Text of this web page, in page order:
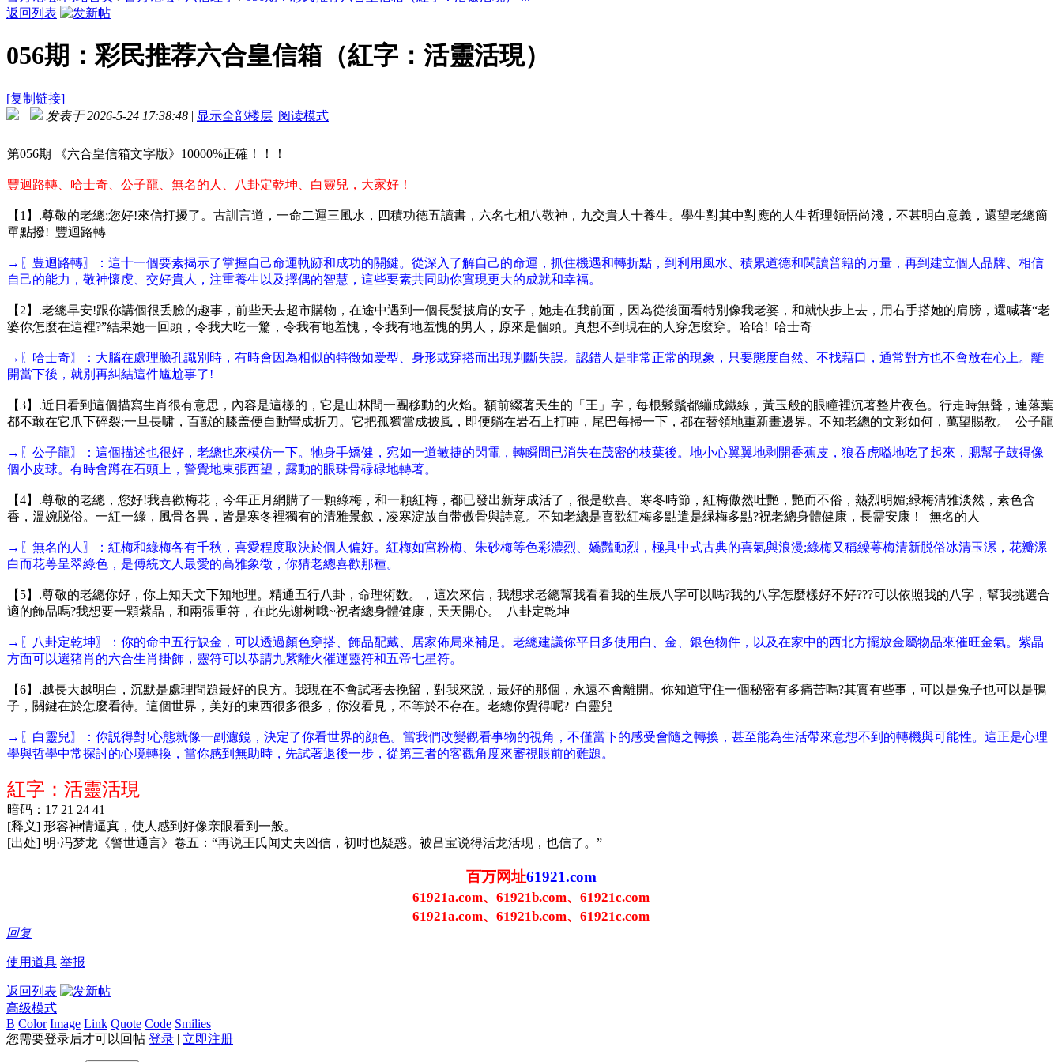
返回列表
056期：彩民推荐六合皇信箱（紅字：活靈活現）
[复制链接]
发表于 2026-5-24 17:38:48 | 显示全部楼层 |阅读模式
第056期 《六合皇信箱文字版》10000%正確！！！
豐迴路轉、哈士奇、公子龍、無名的人、八卦定乾坤、白靈兒，大家好！
【1】.尊敬的老總:您好!來信打擾了。古訓言道，一命二運三風水，四積功德五讀書，六名七相八敬神，九交貴人十養生。學生對其中對應的人生哲理領悟尚淺，不甚明白意義，還望老總簡
單點撥! 豐迴路轉
→〖豊迴路轉〗：這十一個要素揭示了掌握自己命運軌跡和成功的關鍵。從深入了解自己的命運，抓住機遇和轉折點，到利用風水、積累道德和関讀普籍的万量，再到建立個人品牌、相信
自己的能力，敬神懷虔、交好貴人，注重養生以及擇偶的智慧，這些要素共同助你實現更大的成就和幸福。
【2】.老總早安!跟你講個很丢臉的趣事，前些天去超市購物，在途中遇到一個長髪披肩的女子，她走在我前面，因為從後面看特別像我老婆，和就快步上去，用右手搭她的肩膀，還喊著“老
婆你怎麼在這裡?”結果她一回頭，令我大吃一驚，令我有地羞愧，令我有地羞愧的男人，原來是個頭。真想不到現在的人穿怎麼穿。哈哈! 哈士奇
→〖哈士奇〗：大腦在處理臉孔識別時，有時會因為相似的特徵如爱型、身形或穿搭而出現判斷失誤。認錯人是非常正常的現象，只要態度自然、不找藉口，通常對方也不會放在心上。離
開當下後，就別再糾結這件尴尬事了!
【3】.近日看到這個描寫生肖很有意思，內容是這樣的，它是山林間一團移動的火焰。額前綴著天生的「王」字，每根鬏鬚都繃成鐵線，黃玉般的眼瞳裡沉著整片夜色。行走時無聲，連落葉
都不敢在它爪下碎裂;一旦長啸，百獸的膝盖便自動彎成折刀。它把孤獨當成披風，即便躺在岩石上打盹，尾巴每掃一下，都在替領地重新畫邊界。不知老總的文彩如何，萬望賜教。 公子龍
→〖公子龍〗：這個描述也很好，老總也來模仿一下。牠身手矯健，宛如一道敏捷的閃電，轉瞬間已消失在茂密的枝葉後。地小心翼翼地剥開香蕉皮，狼吞虎嗌地吃了起來，腮幫子鼓得像
個小皮球。有時會蹲在石頭上，警覺地東張西望，露動的眼珠骨碌碌地轉著。
【4】.尊敬的老總，您好!我喜歡梅花，今年正月網購了一顆綠梅，和一顆紅梅，都已發出新芽成活了，很是歡喜。寒冬時節，紅梅傲然吐艷，艷而不俗，熱烈明媚;緑梅清雅淡然，素色含
香，溫婉脱俗。一紅一綠，風骨各異，皆是寒冬裡獨有的清雅景叙，凌寒淀放自带傲骨與詩意。不知老總是喜歡紅梅多點遣是緑梅多點?祝老總身體健康，長需安康！ 無名的人
→〖無名的人〗：紅梅和綠梅各有千秋，喜愛程度取決於個人偏好。紅梅如宮粉梅、朱砂梅等色彩濃烈、嬌豔動烈，極具中式古典的喜氣與浪漫;綠梅又稱繰萼梅清新脱俗冰清玉漯，花瓣漯
白而花萼呈翠綠色，是傅統文人最愛的高雅象徵，你猜老總喜歡那種。
【5】.尊敬的老總你好，你上知天文下知地理。精通五行八卦，命理術数。，這次來信，我想求老總幫我看看我的生辰八字可以嗎?我的八字怎麼樣好不好???可以依照我的八字，幫我挑選合
適的飾品嗎?我想要一顆紫晶，和兩張重符，在此先谢树哦~祝者總身體健康，天天開心。 八卦定乾坤
→〖八卦定乾坤〗：你的命中五行缺金，可以透過顏色穿搭、飾品配戴、居家佈局來補足。老總建議你平日多使用白、金、銀色物件，以及在家中的西北方擺放金屬物品來催旺金氣。紫晶
方面可以選猪肖的六合生肖掛飾，靈符可以恭請九紫離火催運靈符和五帝七星符。
【6】.越長大越明白，沉默是處理問題最好的良方。我現在不會試著去挽留，對我來説，最好的那個，永遠不會離開。你知道守住一個秘密有多痛苦嗎?其實有些事，可以是兔子也可以是鴨
子，關鍵在於怎麼看待。這個世界，美好的東西很多很多，你沒看見，不等於不存在。老總你覺得呢? 白靈兒
→〖白靈兒〗：你説得對!心態就像一副濾鏡，決定了你看世界的顔色。當我們改變觀看事物的視角，不僅當下的感受會隨之轉換，甚至能為生活帶來意想不到的轉機與可能性。這正是心理
學與哲學中常探討的心境轉換，當你感到無助時，先試著退後一步，從第三者的客觀角度來審視眼前的難題。
紅字：活靈活現
暗码：17 21 24 41
[释义] 形容神情逼真，使人感到好像亲眼看到一般。
[出处] 明·冯梦龙《警世通言》卷五：“再说王氏闻丈夫凶信，初时也疑惑。被吕宝说得活龙活现，也信了。”
百万网址61921.com
61921a.com、61921b.com、61921c.com
61921a.com、61921b.com、61921c.com
回复
使用道具 举报
返回列表
高级模式
B Color Image Link Quote Code Smilies
您需要登录后才可以回帖 登录 | 立即注册